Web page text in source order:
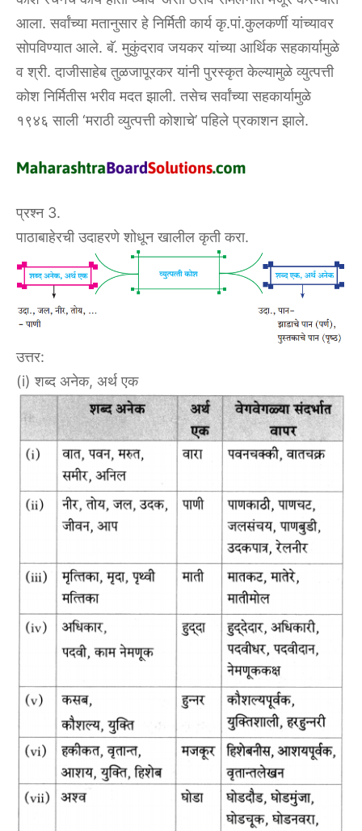
आला. सर्वांच्या मतानुसार हे निर्मिती कार्य कृ.पां.कुलकर्णी यांच्यावर
सोपविण्यात आले. बॅ. मुकुंदराव जयकर यांच्या आर्थिक सहकार्यामुळे
व श्री. दाजीसाहेब तुळजापूरकर यांनी पुरस्कृत केल्यामुळे व्युत्पत्ती
कोश निर्मितीस भरीव मदत झाली. तसेच सर्वांच्या सहकार्यामुळे
१९४६ साली ‘मराठी व्युत्पत्ती कोशाचे’ पहिले प्रकाशन झाले.
प्रश्न 3.
पाठाबाहेरची उदाहरणे शोधून खालील कृती करा.
उत्तर:
(i) शब्द अनेक, अर्थ एक